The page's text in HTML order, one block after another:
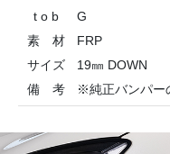
t o b
G
素 材
FRP
サイズ
19㎜ DOWN
備 考
※純正バンパー